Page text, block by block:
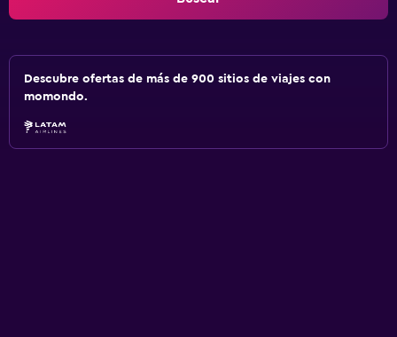
Descubre ofertas de más de 900 sitios de viajes con
momondo.